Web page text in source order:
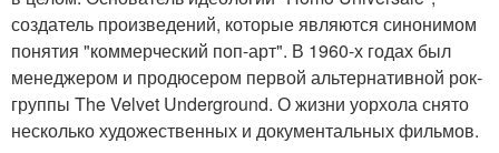
создатель произведений, которые являются синонимом
понятия "коммерческий поп-арт". В 1960-х годах был
менеджером и продюсером первой альтернативной рок-
группы The Velvet Underground. О жизни уорхола снято
несколько художественных и документальных фильмов.